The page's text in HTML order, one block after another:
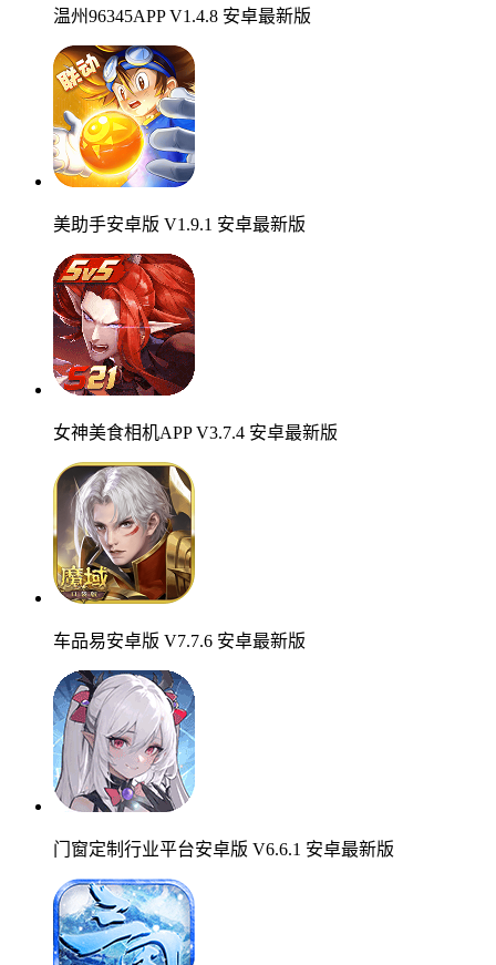
温州96345APP V1.4.8 安卓最新版
美助手安卓版 V1.9.1 安卓最新版
女神美食相机APP V3.7.4 安卓最新版
车品易安卓版 V7.7.6 安卓最新版
门窗定制行业平台安卓版 V6.6.1 安卓最新版